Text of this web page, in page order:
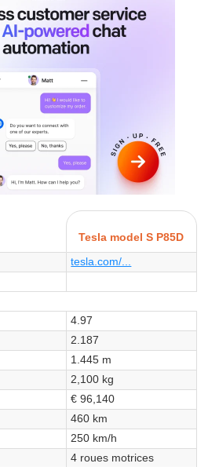
Tesla model S P85D
tesla.com/...
4.97
2.187
1.445 m
2,100 kg
€ 96,140
460 km
250 km/h
4 roues motrices